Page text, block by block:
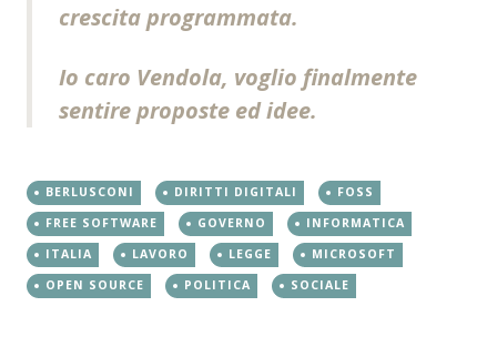
crescita programmata.
Io caro Vendola, voglio finalmente
sentire proposte ed idee.
BERLUSCONI DIRITTI DIGITALI
FOSS
FREE SOFTWARE
GOVERNO
INFORMATICA
ITALIA
LAVORO LEGGE
MICROSOFT
OPEN SOURCE
POLITICA SOCIALE